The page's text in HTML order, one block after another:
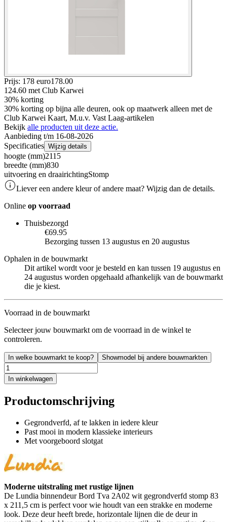
Prijs: 178 euro178.00
124.60 met Club Karwei
30% korting
30% korting op bijna alle deuren, ook op maatwerk alleen met de
Club Karwei Kaart, M.u.v. Vast Laag-artikelen
Bekijk alle producten uit deze actie.
Aanbieding t/m 16-08-2026
Specificaties Wijzig details
hoogte (mm)2115
breedte (mm)830
uitvoering en draairichtingStomp
Liever een andere kleur of andere maat? Wijzig dan de details.
Online op voorraad
Thuisbezorgd
€69.95
Bezorging tussen 13 augustus en 20 augustus
Ophalen in de bouwmarkt
Dit artikel wordt voor je besteld en kan tussen 19 augustus en
24 augustus worden opgehaald afhankelijk van de bouwmarkt
die je kiest.
Voorraad in de bouwmarkt
Selecteer jouw bouwmarkt om de voorraad in de winkel te
controleren.
In welke bouwmarkt te koop? Showmodel bij andere bouwmarkten
In winkelwagen
Productomschrijving
Gegrondverfd, af te lakken in iedere kleur
Past mooi in modern klassieke interieurs
Met voorgeboord slotgat
Moderne uitstraling met rustige lijnen
De Lundia binnendeur Bord Tva 2A02 wit gegrondverfd stomp 83
x 211,5 cm is perfect voor wie houdt van een strakke en moderne
look. Deze deur heeft brede, horizontale lijnen die de deur in